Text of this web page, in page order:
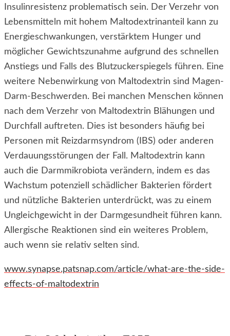
Insulinresistenz problematisch sein. Der Verzehr von
Lebensmitteln mit hohem Maltodextrinanteil kann zu
Energieschwankungen, verstärktem Hunger und
möglicher Gewichtszunahme aufgrund des schnellen
Anstiegs und Falls des Blutzuckerspiegels führen. Eine
weitere Nebenwirkung von Maltodextrin sind Magen-
Darm-Beschwerden. Bei manchen Menschen können
nach dem Verzehr von Maltodextrin Blähungen und
Durchfall auftreten. Dies ist besonders häufig bei
Personen mit Reizdarmsyndrom (IBS) oder anderen
Verdauungsstörungen der Fall. Maltodextrin kann
auch die Darmmikrobiota verändern, indem es das
Wachstum potenziell schädlicher Bakterien fördert
und nützliche Bakterien unterdrückt, was zu einem
Ungleichgewicht in der Darmgesundheit führen kann.
Allergische Reaktionen sind ein weiteres Problem,
auch wenn sie relativ selten sind.
www.synapse.patsnap.com/article/what-are-the-side-
effects-of-maltodextrin